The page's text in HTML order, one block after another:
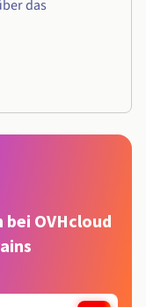
das
OVHcloud